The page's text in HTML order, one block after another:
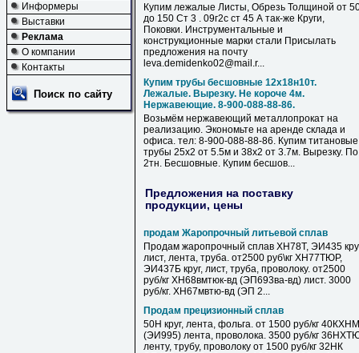
Информеры
Выставки
Реклама
О компании
Контакты
Поиск по сайту
Купим лежалые Листы, Обрезь Толщиной от
до 150 Ст 3 . 09г2с ст 45 А так-же Круги,
Поковки. Инструментальные и
конструкционные марки стали Присылать
предложения на почту
leva.demidenko02@mail.r...
Купим трубы бесшовные 12х18н10т.
Лежалые. Вырезку. Не короче 4м.
Нержавеющие. 8-900-088-88-86.
Возьмём нержавеющий металлопрокат на
реализацию. Экономьте на аренде склада и
офиса. тел: 8-900-088-88-86. Купим титановые
трубы 25х2 от 5.5м и 38х2 от 3.7м. Вырезку. По
2тн. Бесшовные. Купим бесшов...
Предложения на поставку
продукции, цены
продам Жаропрочный литьевой сплав
Продам жаропрочный сплав ХН78Т, ЭИ435
лист, лента, труба. от2500 руб\кг ХН77ТЮР,
ЭИ437Б круг, лист, труба, проволоку. от2500
руб/кг ХН68вмтюк-вд (ЭП693ва-вд) лист. 3000
руб/кг. ХН67мвтю-вд (ЭП 2...
Продам прецизионный сплав
50Н круг, лента, фольга. от 1500 руб/кг 40КХНМ
(ЭИ995) лента, проволока. 3500 руб/кг
ленту, трубу, проволоку от 1500 руб/кг 32НК